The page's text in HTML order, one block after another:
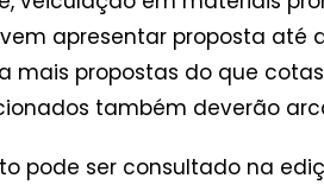
apresentar proposta até
mais propostas do que
também deverão
pode ser consultado na